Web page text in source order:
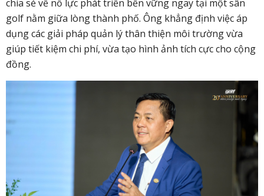
chia sẻ về nỗ lực phát triển bền vững ngay tại một sân
golf nằm giữa lòng thành phố. Ông khẳng định việc áp
dụng các giải pháp quản lý thân thiện môi trường vừa
giúp tiết kiệm chi phí, vừa tạo hình ảnh tích cực cho cộng
đồng.